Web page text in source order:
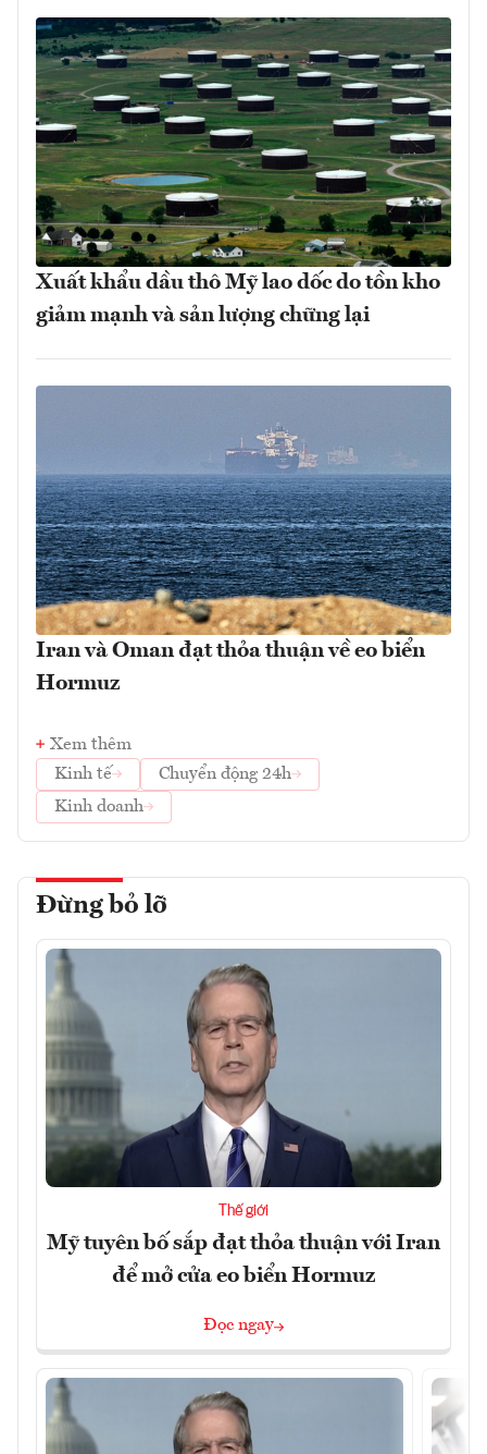
Xuất khẩu dầu thô Mỹ lao dốc do tồn kho
giảm mạnh và sản lượng chững lại
Iran và Oman đạt thỏa thuận về eo biển
Hormuz
Xem thêm
Kinh tế
Chuyển động 24h
Kinh doanh
Đừng bỏ lỡ
Thế giới
Mỹ tuyên bố sắp đạt thỏa thuận với Iran
để mở cửa eo biển Hormuz
Đọc ngay